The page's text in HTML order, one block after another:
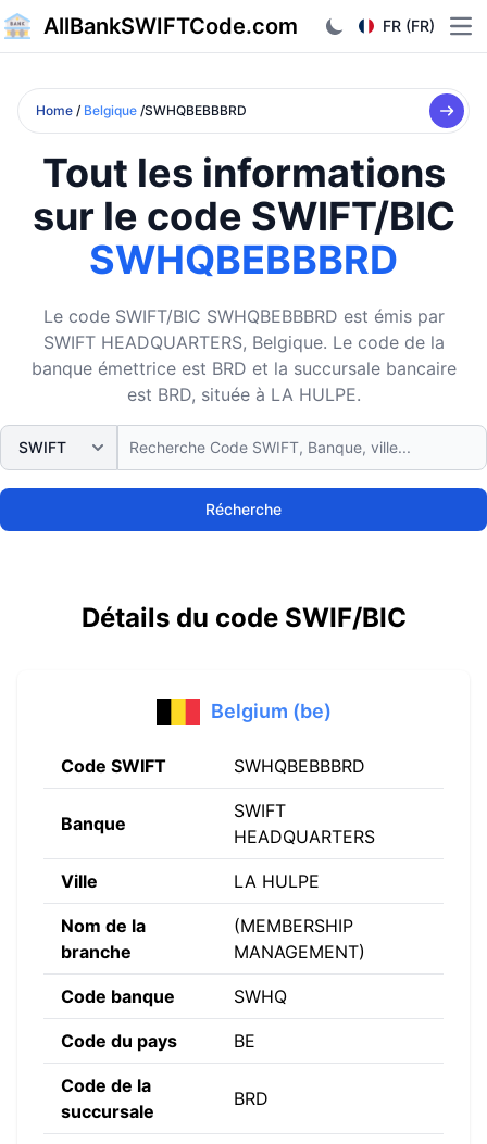
AllBankSWIFTCode.com FR (FR)
Home / Belgique /SWHQBEBBBRD
Tout les informations
sur le code SWIFT/BIC
SWHQBEBBBRD
Le code SWIFT/BIC SWHQBEBBBRD est émis par
SWIFT HEADQUARTERS, Belgique. Le code de la
banque émettrice est BRD et la succursale bancaire
est BRD, située à LA HULPE.
Récherche
Détails du code SWIF/BIC
Belgium (be)
Code SWIFT SWHQBEBBBRD
Banque
SWIFT
HEADQUARTERS
Ville LA HULPE
Nom de la
branche
(MEMBERSHIP
MANAGEMENT)
Code banque SWHQ
Code du pays BE
Code de la
succursale
BRD